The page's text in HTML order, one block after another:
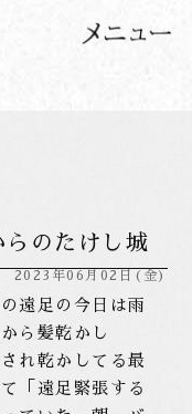
のたけし城
2023年06月02日(金)
遠足の今日は雨
ら髪乾かし
れ乾かしてる最
「遠足緊張する